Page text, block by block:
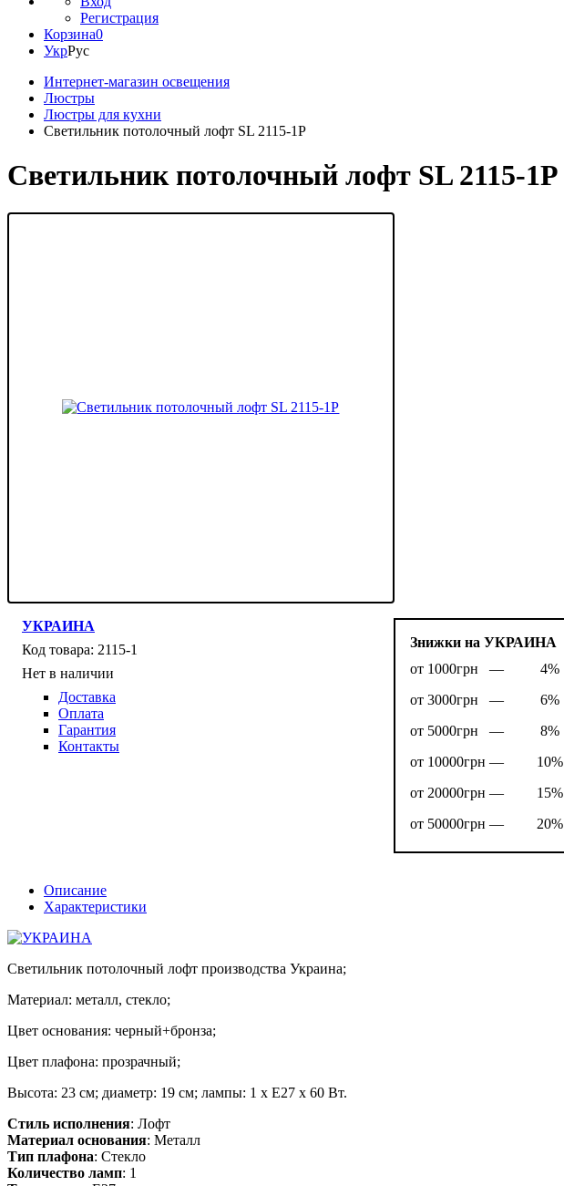
Регистрация
Корзина0
УкрРус
Интернет-магазин освещения
Люстры
Люстры для кухни
Светильник потолочный лофт SL 2115-1Р
Светильник потолочный лофт SL 2115-1Р
Знижки на УКРАИНА
от 1000грн —
4%
от 3000грн —
6%
от 5000грн —
8%
от 10000грн —
10%
от 20000грн —
15%
от 50000грн —
20%
УКРАИНА
2115-1
Нет в наличии
Доставка
Оплата
Гарантия
Контакты
Описание
Характеристики
Светильник потолочный лофт производства Украина;
Материал: металл, стекло;
Цвет основания: черный+бронза;
Цвет плафона: прозрачный;
Высота: 23 см; диаметр: 19 см; лампы: 1 х Е27 х 60 Вт.
Стиль исполнения: Лофт
Материал основания: Металл
Тип плафона: Стекло
Количество ламп: 1